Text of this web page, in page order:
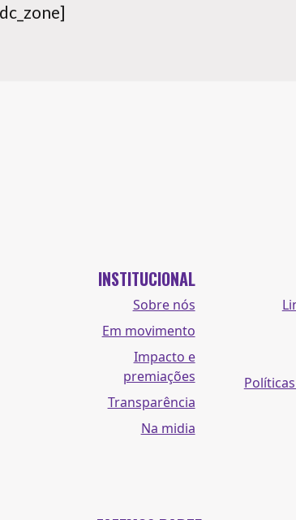
INSTITUCIONAL
Sobre nós
Em movimento
Impacto e
premiações
Transparência
Na midia